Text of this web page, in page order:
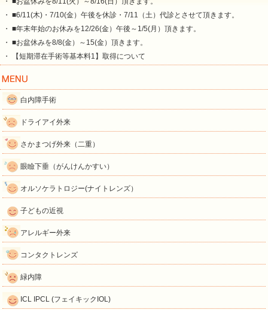
・ ■6/11(木)・7/10(金）午後を休診・7/11（土）代診とさせて頂きます。
・ ■年末年始のお休みを12/26(金）午後～1/5(月）頂きます。
・ ■お盆休みを8/8(金）～15(金）頂きます。
・ 【短期滞在手術等基本料1】取得について
白内障手術
ドライアイ外来
さかまつげ外来（二重）
眼瞼下垂（がんけんかすい）
オルソケラトロジー(ナイトレンズ）
子どもの近視
アレルギー外来
コンタクトレンズ
緑内障
ICL IPCL (フェイキックIOL)